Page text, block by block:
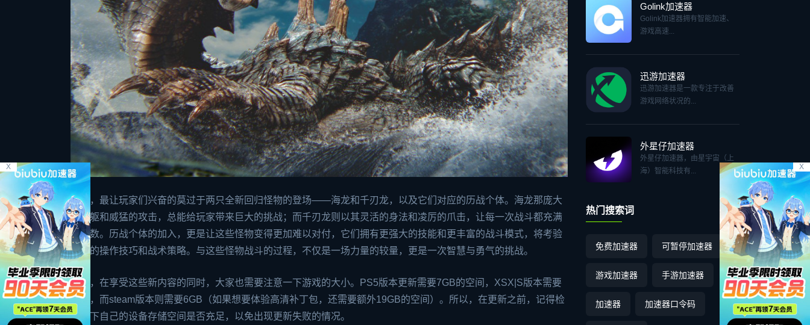
X X
当然，最让玩家们兴奋的莫过于两只全新回归怪物的登场——海龙和千刃龙，以及它们对应的历战个体。海龙那庞大
的身躯和威猛的攻击，总能给玩家带来巨大的挑战；而千刃龙则以其灵活的身法和凌厉的爪击，让每一次战斗都充满
了变数。历战个体的加入，更是让这些怪物变得更加难以对付，它们拥有更强大的技能和更丰富的战斗模式，将考验
玩家的操作技巧和战术策略。与这些怪物战斗的过程，不仅是一场力量的较量，更是一次智慧与勇气的挑战。
不过，在享受这些新内容的同时，大家也需要注意一下游戏的大小。PS5版本更新需要7GB的空间，XSX|S版本需要
6GB，而steam版本则需要6GB（如果想要体验高清补丁包，还需要额外19GB的空间）。所以，在更新之前，记得检
查一下自己的设备存储空间是否充足，以免出现更新失败的情况。
Golink加速器
Golink加速器拥有智能加速、
游戏高速...
迅游加速器
迅游加速器是一款专注于改善
游戏网络状况的...
外星仔加速器
外星仔加速器，由星宇宙（上
海）智能科技有...
热门搜索词
免费加速器 可暂停加速器
游戏加速器 手游加速器
加速器 加速器口令码